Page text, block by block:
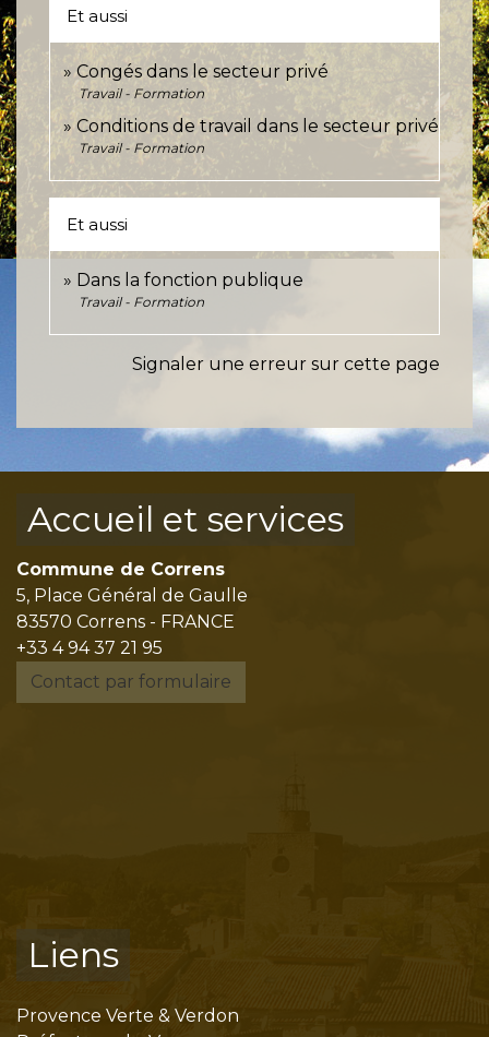
Et aussi
Congés dans le secteur privé
Travail - Formation
Conditions de travail dans le secteur privé
Travail - Formation
Et aussi
Dans la fonction publique
Travail - Formation
Signaler une erreur sur cette page
Accueil et services
Commune de Correns
5, Place Général de Gaulle
83570 Correns - FRANCE
+33 4 94 37 21 95
Contact par formulaire
Liens
Provence Verte & Verdon